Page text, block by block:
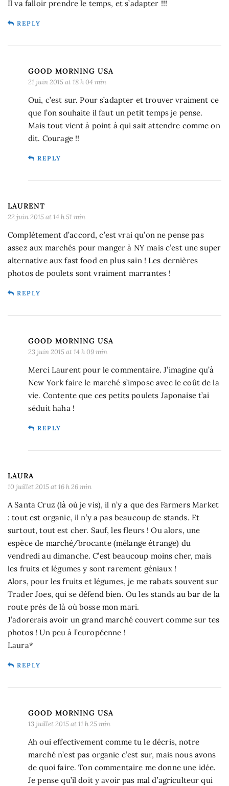
Il va falloir prendre le temps, et s’adapter !!!
REPLY
GOOD MORNING USA
21 juin 2015 at 18 h 04 min
Oui, c’est sur. Pour s’adapter et trouver vraiment ce
que l’on souhaite il faut un petit temps je pense.
Mais tout vient à point à qui sait attendre comme on
dit. Courage !!
REPLY
LAURENT
22 juin 2015 at 14 h 51 min
Complétement d’accord, c’est vrai qu’on ne pense pas
assez aux marchés pour manger à NY mais c’est une super
alternative aux fast food en plus sain ! Les dernières
photos de poulets sont vraiment marrantes !
REPLY
GOOD MORNING USA
23 juin 2015 at 14 h 09 min
Merci Laurent pour le commentaire. J’imagine qu’à
New York faire le marché s’impose avec le coût de la
vie. Contente que ces petits poulets Japonaise t’ai
séduit haha !
REPLY
LAURA
10 juillet 2015 at 16 h 26 min
A Santa Cruz (là où je vis), il n’y a que des Farmers Market
: tout est organic, il n’y a pas beaucoup de stands. Et
surtout, tout est cher. Sauf, les fleurs ! Ou alors, une
espèce de marché/brocante (mélange étrange) du
vendredi au dimanche. C’est beaucoup moins cher, mais
les fruits et légumes y sont rarement géniaux !
Alors, pour les fruits et légumes, je me rabats souvent sur
Trader Joes, qui se défend bien. Ou les stands au bar de la
route près de là où bosse mon mari.
J’adorerais avoir un grand marché couvert comme sur tes
photos ! Un peu à l’européenne !
Laura*
REPLY
GOOD MORNING USA
13 juillet 2015 at 11 h 25 min
Ah oui effectivement comme tu le décris, notre
marché n’est pas organic c’est sur, mais nous avons
de quoi faire. Ton commentaire me donne une idée.
Je pense qu’il doit y avoir pas mal d’agriculteur qui